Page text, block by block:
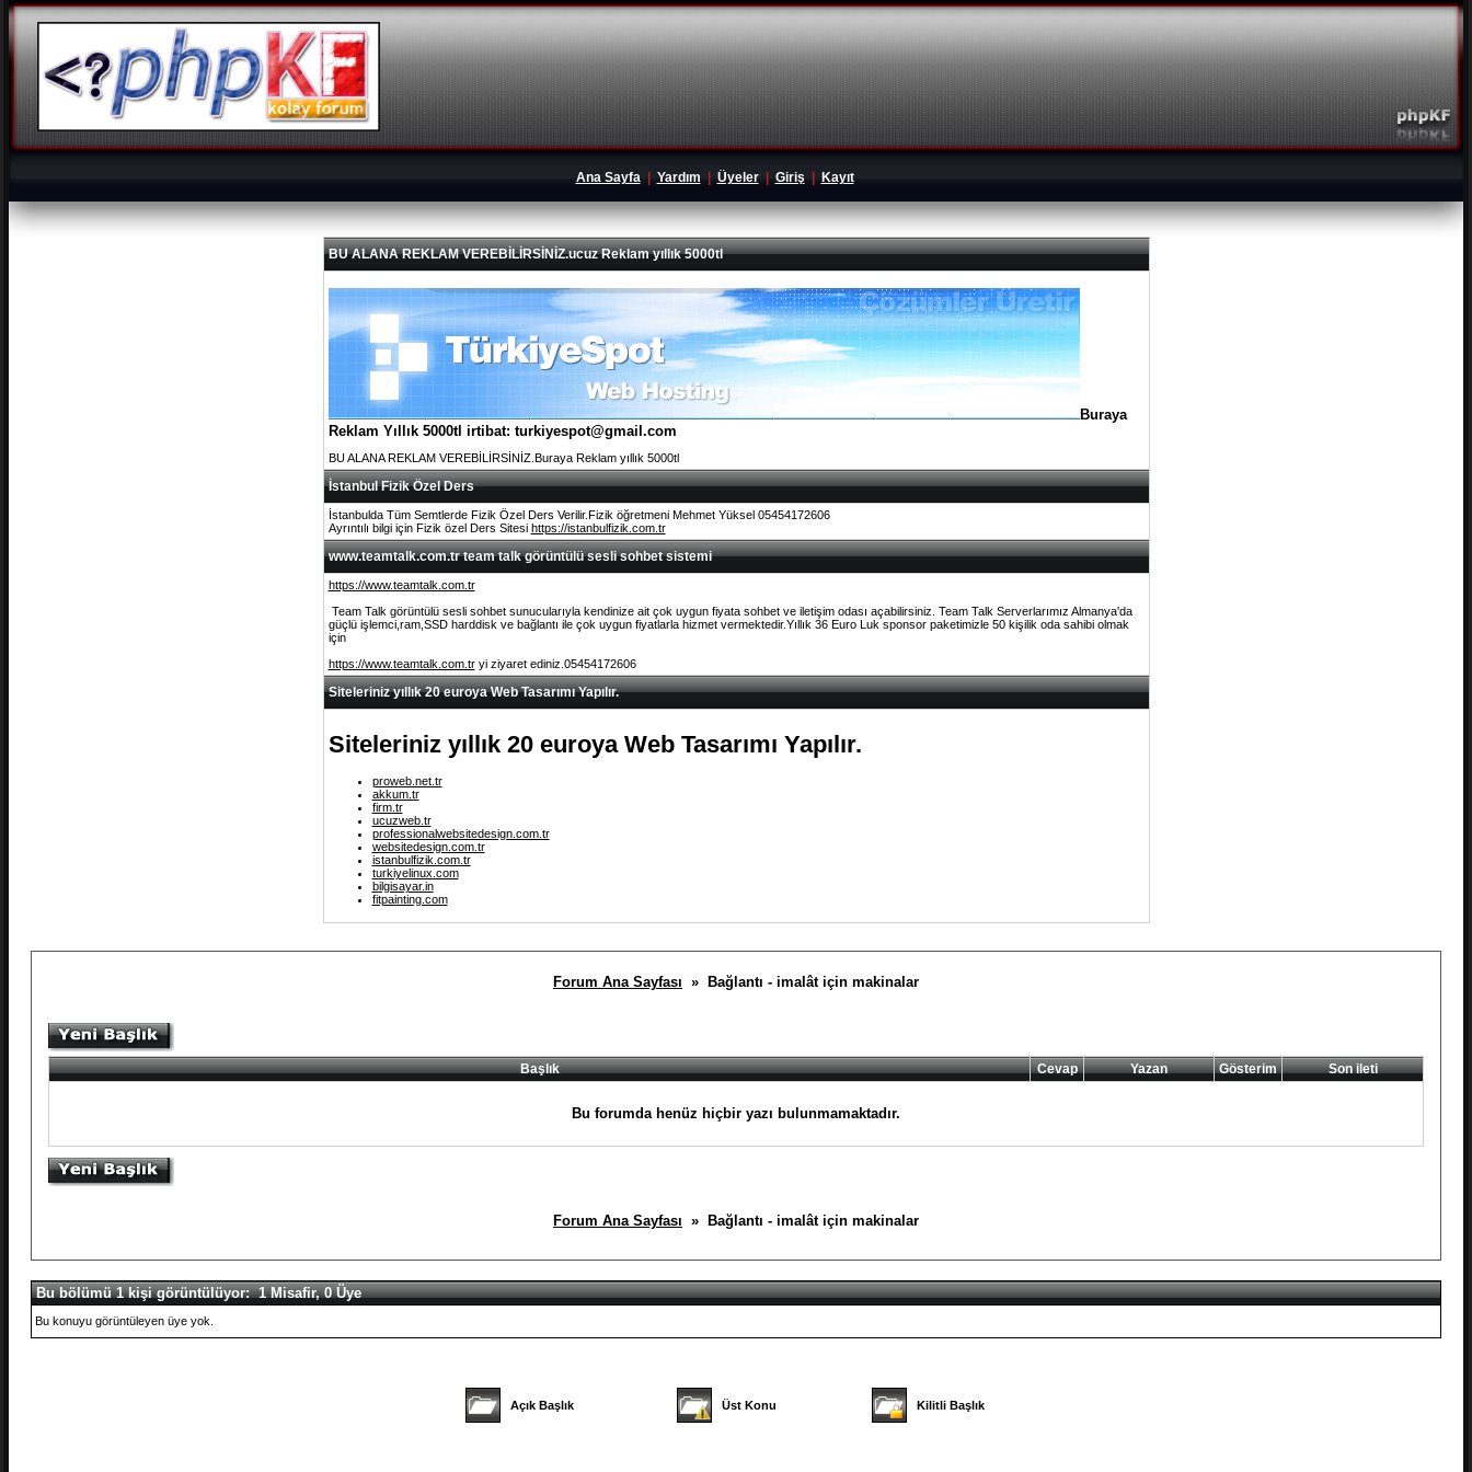
Ana Sayfa| Yardım Üyeler| Giriş| Kayıt
BU ALANA REKLAM VEREBİLİRSİNİZ.ucuz Reklam yıllık 5000tl
Buraya
Reklam Yıllık 5000tl irtibat: turkiyespot@gmail.com
BU ALANA REKLAM VEREBİLİRSİNİZ.Buraya Reklam yıllık 5000tl
İstanbul Fizik Özel Ders
İstanbulda Tüm Semtlerde Fizik Özel Ders Verilir.Fizik öğretmeni Mehmet Yüksel 05454172606
Ayrıntılı bilgi için Fizik özel Ders Sitesi https://istanbulfizik.com.tr
www.teamtalk.com.tr team talk görüntülü sesli sohbet sistemi
https://www.teamtalk.com.tr
Team Talk görüntülü sesli sohbet sunucularıyla kendinize ait çok uygun fiyata sohbet ve iletişim odası açabilirsiniz. Team Talk Serverlarımız Almanya'da
güçlü işlemci,ram,SSD harddisk ve bağlantı ile çok uygun fiyatlarla hizmet vermektedir.Yıllık 36 Euro Luk sponsor paketimizle 50 kişilik oda sahibi olmak
için
https://www.teamtalk.com.tryi ziyaret ediniz.05454172606
Siteleriniz yıllık 20 euroya Web Tasarımı Yapılır.
Siteleriniz yıllık 20 euroya Web Tasarımı Yapılır.
proweb.net.tr
akkum.tr
firm.tr
ucuzweb.tr
professionalwebsitedesign.com.tr
websitedesign.com.tr
istanbulfizik.com.tr
turkiyelinux.com
bilgisayar.in
fitpainting.com
Forum Ana Sayfası » Bağlantı - imalât için makinalar
Başlık Cevap Yazan Gösterim Son ileti
Bu forumda henüz hiçbir yazı bulunmamaktadır.
Forum Ana Sayfası » Bağlantı - imalât için makinalar
Bu bölümü 1 kişi görüntülüyor: 1 Misafir, 0 Üye
Bu konuyu görüntüleyen üye yok.
Açık Başlık Üst Konu Kilitli Başlık